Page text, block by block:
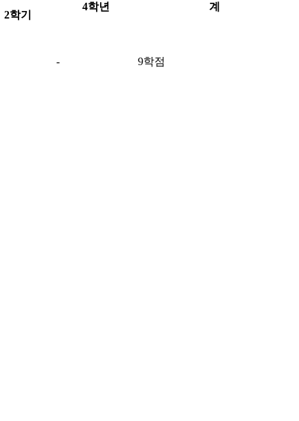
4학년
계
2학기
-
9학점